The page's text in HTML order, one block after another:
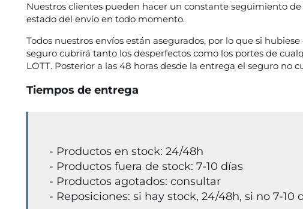
Nuestros clientes pueden hacer un constante seguimiento
estado del envío en todo momento.
Todos nuestros envíos están asegurados, por lo que si
seguro cubrirá tanto los desperfectos como los portes de
LOTT. Posterior a las 48 horas desde la entrega el seguro no
Tiempos de entrega
- Productos en stock: 24/48h
- Productos fuera de stock: 7-10 días
- Productos agotados: consultar
- Reposiciones: si hay stock, 24/48h, si no 7-10